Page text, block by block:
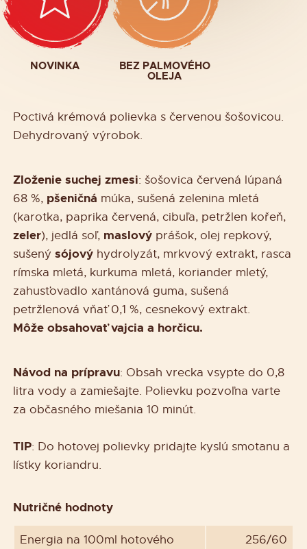
NOVINKA BEZ PALMOVÉHO
OLEJA
Poctivá krémová polievka s červenou šošovicou.
Dehydrovaný výrobok.
Zloženie suchej zmesi: šošovica červená lúpaná
68 %, pšeničná múka, sušená zelenina mletá
(karotka, paprika červená, cibuľa, petržlen kořeň,
zeler), jedlá soľ, maslový prášok, olej repkový,
sušený sójový hydrolyzát, mrkvový extrakt, rasca
rímska mletá, kurkuma mletá, koriander mletý,
zahusťovadlo xantánová guma, sušená
petržlenová vňať 0,1 %, cesnekový extrakt.
Môže obsahovať vajcia a horčicu.
Návod na prípravu: Obsah vrecka vsypte do 0,8
litra vody a zamiešajte. Polievku pozvoľna varte
za občasného miešania 10 minút.
TIP: Do hotovej polievky pridajte kyslú smotanu a
lístky koriandru.
Nutričné hodnoty
Energia na 100ml hotového
256/60